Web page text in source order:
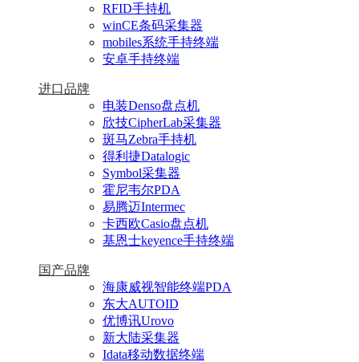
RFID手持机
winCE条码采集器
mobiles系统手持终端
安卓手持终端
进口品牌
电装Denso盘点机
欣技CipherLab采集器
斑马Zebra手持机
得利捷Datalogic
Symbol采集器
霍尼韦尔PDA
易腾迈Intermec
卡西欧Casio盘点机
基恩士keyence手持终端
国产品牌
海康威视智能终端PDA
东大AUTOID
优博讯Urovo
新大陆采集器
Idata移动数据终端